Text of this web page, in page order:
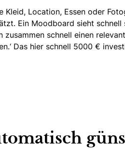
Location, Essen oder
Ein Moodboard sieht schnell
schnell einen
Das hier schnell 5000 €